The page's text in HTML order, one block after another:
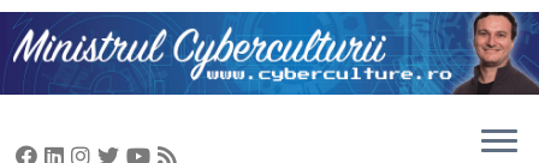
Sari
la
conținut